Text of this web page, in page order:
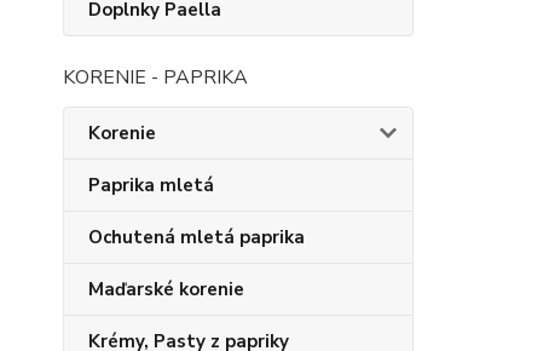
Doplnky Paella
KORENIE - PAPRIKA
Korenie
Paprika mletá
Ochutená mletá paprika
Maďarské korenie
Krémy, Pasty z papriky